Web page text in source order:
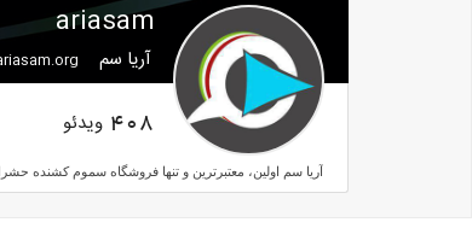
ariasam
آریا سم
408 ویدئو
آریا سم اولین، معتبرترین و تنها فروشگاه سموم کشنده